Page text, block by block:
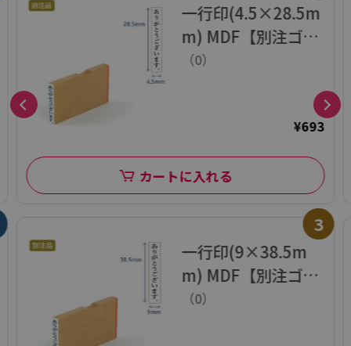
一行印(4.5×28.5m
m) MDF【別注ゴム
印】タテ型
（0）
¥693
カートに入れる
3
一行印(9×38.5m
m) MDF【別注ゴム
印】タテ型
（0）